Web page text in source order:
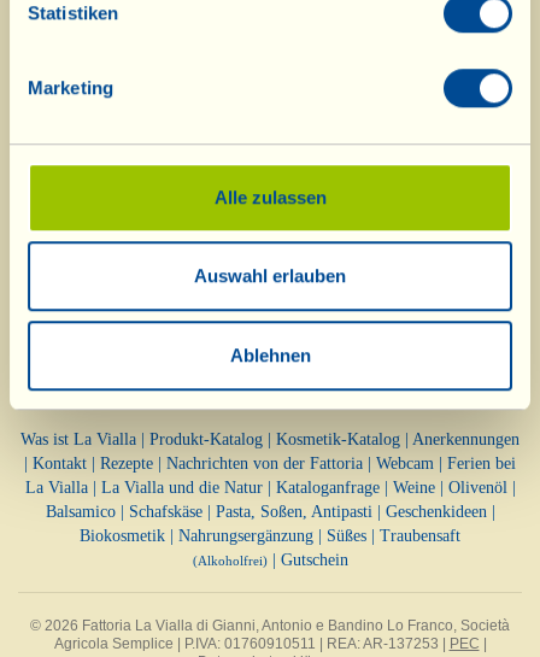
Statistiken
Marketing
Alle zulassen
Auswahl erlauben
Ablehnen
Die „Viallini“ der Speisekammer
Adventszeit!
Was ist La Vialla Produkt-Katalog Kosmetik-Katalog
Anerkennungen
Kontakt Rezepte Nachrichten von der Fattoria Webcam
Ferien bei
La Vialla| La Vialla und die Natur| Kataloganfrage| Weine| Olivenöl|
Balsamico| Schafskäse| Pasta, Soßen, Antipasti| Geschenkideen|
Biokosmetik
Nahrungsergänzung Süßes Traubensaft
(Alkoholfrei)| Gutschein
© 2026 Fattoria La Vialla di Gianni, Antonio e Bandino Lo Franco, Società
Agricola Semplice | P.IVA: 01760910511 | REA: AR-137253 |
PEC